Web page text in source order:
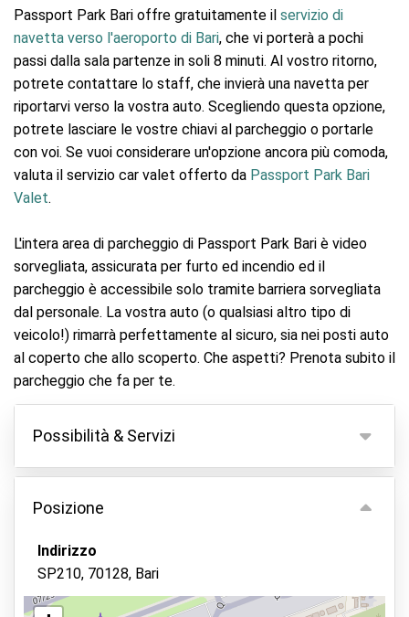
Passport Park Bari offre gratuitamente il servizio di
navetta verso l'aeroporto di Bari, che vi porterà a pochi
passi dalla sala partenze in soli 8 minuti. Al vostro ritorno,
potrete contattare lo staff, che invierà una navetta per
riportarvi verso la vostra auto. Scegliendo questa opzione,
potrete lasciare le vostre chiavi al parcheggio o portarle
con voi. Se vuoi considerare un'opzione ancora più comoda,
valuta il servizio car valet offerto da Passport Park Bari
Valet.
L'intera area di parcheggio di Passport Park Bari è video
sorvegliata, assicurata per furto ed incendio ed il
parcheggio è accessibile solo tramite barriera sorvegliata
dal personale. La vostra auto (o qualsiasi altro tipo di
veicolo!) rimarrà perfettamente al sicuro, sia nei posti auto
al coperto che allo scoperto. Che aspetti? Prenota subito il
parcheggio che fa per te.
Possibilità & Servizi
Possibilità
Parcheggio coperto
Tieni le tue chiavi
Videocamera di sorveglianza
Parcheggio sicuro
Posizione
Indirizzo
SP210, 70128, Bari